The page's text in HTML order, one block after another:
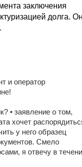
заключения
долга.
и оператор
• заявление о том,
хочет
у него образец
Смело
я отвечу в